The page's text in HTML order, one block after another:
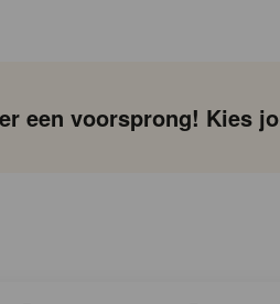
een voorsprong! Kies